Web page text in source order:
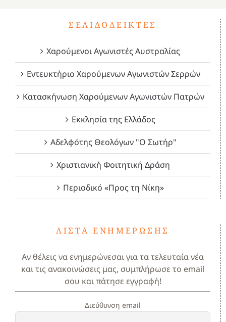
ΣΕΛΙΔΟΔΕΊΚΤΕΣ
Χαρούμενοι Αγωνιστές Αυστραλίας
Εντευκτήριο Χαρούμενων Αγωνιστών Σερρών
Κατασκήνωση Χαρούμενων Αγωνιστών Πατρών
Εκκλησία της Ελλάδος
Αδελφότης Θεολόγων "Ο Σωτήρ"
Χριστιανική Φοιτητική Δράση
Περιοδικό «Προς τη Νίκη»
ΛΊΣΤΑ ΕΝΗΜΈΡΩΣΗΣ
Αν θέλεις να ενημερώνεσαι για τα τελευταία νέα
και τις ανακοινώσεις μας, συμπλήρωσε το email
σου και πάτησε εγγραφή!
Διεύθυνση email